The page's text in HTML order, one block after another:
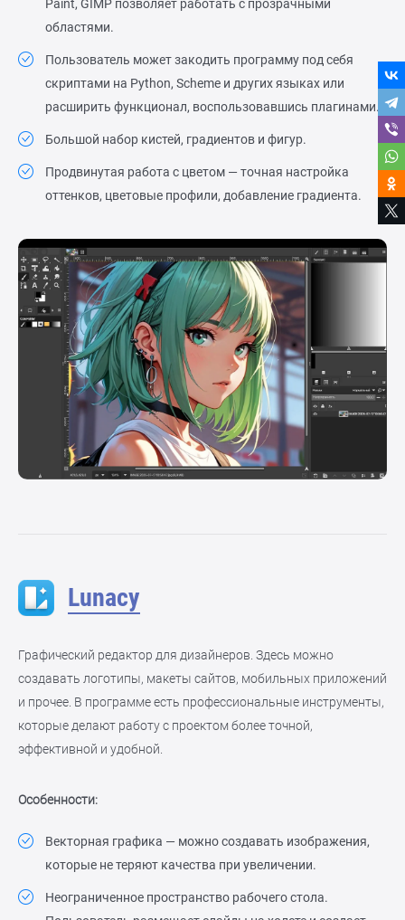
Paint, GIMP позволяет работать с прозрачными
областями.
Пользователь может закодить программу под себя
скриптами на Python, Scheme и других языках или
расширить функционал, воспользовавшись плагинами.
Большой набор кистей, градиентов и фигур.
Продвинутая работа с цветом — точная настройка
оттенков, цветовые профили, добавление градиента.
Lunacy
Графический редактор для дизайнеров. Здесь можно
создавать логотипы, макеты сайтов, мобильных приложений
и прочее. В программе есть профессиональные инструменты,
которые делают работу с проектом более точной,
эффективной и удобной.
Особенности:
Векторная графика — можно создавать изображения,
которые не теряют качества при увеличении.
Неограниченное пространство рабочего стола.